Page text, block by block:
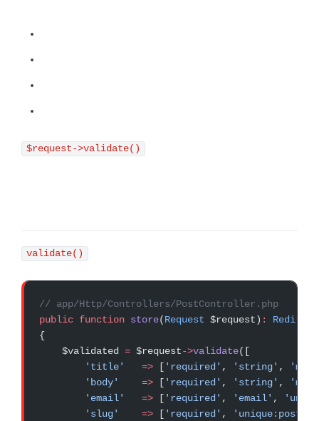
$request->validate()
validate()
// app/Http/Controllers/PostController.php
public function store(Request $request) :
{
    $validated
= $request->validate([
        'title'
   =>
[ 'required' , 'string' ,
        'body'
    =>
[ 'required' , 'string' ,
        'email'
   =>
[ 'required' , 'email' ,
        'slug'
    =>
[ 'required' ,